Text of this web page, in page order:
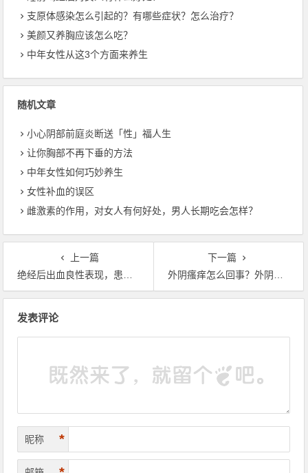
支原体感染怎么引起的？有哪些症状？怎么治疗？
美颜又养胸应该怎么吃？
中年女性从这3个方面来养生
随机文章
小心阴部前庭炎断送「性」福人生
让你胸部不再下垂的方法
中年女性如何巧妙养生
女性补血的误区
雌激素的作用，对女人有何好处，男人长期吃会怎样？
上一篇
绝经后出血良性表现，患癌几率高吗，下身为什么会流血？
下一篇
外阴瘙痒怎么回事？外阴瘙痒如何快速止痒？
发表评论
昵称 *